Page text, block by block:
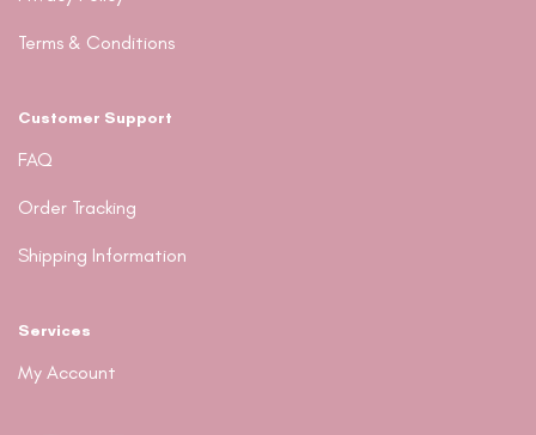
Terms & Conditions
Customer Support
FAQ
Order Tracking
Shipping Information
Services
My Account